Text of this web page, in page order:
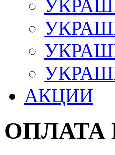
АКЦИИ
ОПЛАТА